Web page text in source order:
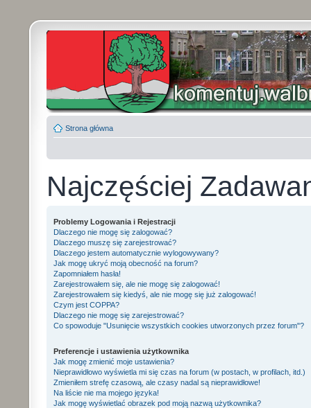
Strona główna
Najczęściej
Problemy Logowania i Rejestracji
Dlaczego nie mogę się zalogować?
Dlaczego muszę się zarejestrować?
Dlaczego jestem automatycznie wylogowywany?
Jak mogę ukryć moją obecność na forum?
Zapomniałem hasła!
Zarejestrowałem się, ale nie mogę się zalogować!
Zarejestrowałem się kiedyś, ale nie mogę się już zalogować!
Czym jest COPPA?
Dlaczego nie mogę się zarejestrować?
Co spowoduje "Usunięcie wszystkich cookies utworzonych przez forum"?
Preferencje i ustawienia użytkownika
Jak mogę zmienić moje ustawienia?
Nieprawidłowo wyświetla mi się czas na forum (w postach, w profilach, itd.)
Zmieniłem strefę czasową, ale czasy nadal są nieprawidłowe!
Na liście nie ma mojego języka!
Jak mogę wyświetlać obrazek pod moją nazwą użytkownika?